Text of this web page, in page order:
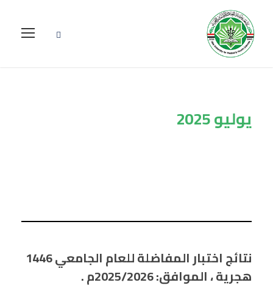
يوليو 2025
نتائج اختبار المفاضلة للعام الجامعي 1446
هجرية ، الموافق: 2025/2026م .